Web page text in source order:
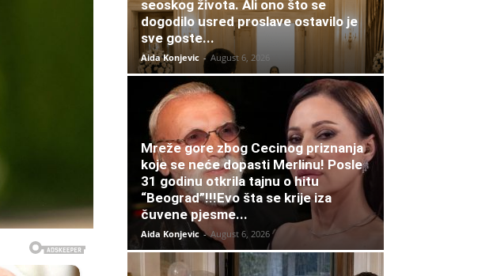
seoskog života. Ali ono što se
dogodilo usred proslave ostavilo je
sve goste...
Aida Konjevic - August 6, 2026
Mreže gore zbog Cecinog priznanja
koje se neće dopasti Merlinu! Posle
31 godinu otkrila tajnu o hitu
“Beograd”!!!Evo šta se krije iza
čuvene pjesme...
Aida Konjevic - August 6, 2026